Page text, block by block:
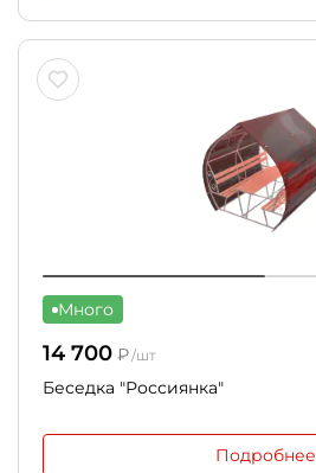
Много
14 700 ₽/шт
Беседка "Россиянка"
Подробнее